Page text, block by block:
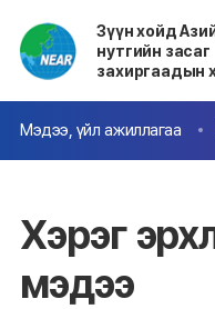
Зүүн хойд
нутгийн засаг
захиргаадын
Мэдээ, үйл ажиллагаа
Хэрэг
мэдээ